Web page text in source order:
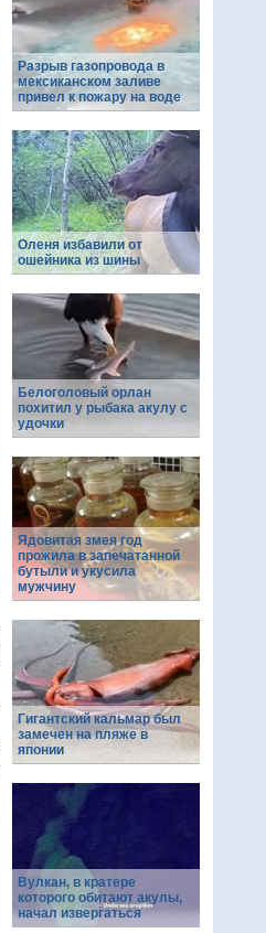
Разрыв газопровода в
мексиканском заливе
привел к пожару на воде
Оленя избавили от
ошейника из шины
Белоголовый орлан
похитил у рыбака акулу с
удочки
Ядовитая змея год
прожила в запечатанной
бутыли и укусила
мужчину
Гигантский кальмар был
замечен на пляже в
японии
Вулкан, в кратере
которого обитают акулы,
начал извергаться